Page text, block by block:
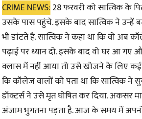
CRIME NEWS: 28 फरवरी को सात्विक के
उसके पास पहुंचे. इसके बाद सात्विक ने उन्हें
भी डांटते हैं. सात्विक ने कहा था कि वो अब
पढ़ाई पर ध्यान दो. इसके बाद वो घर आ गए
क्लास में नहीं आया तो उसे खोजने के लिए
कि कॉलेज वालों को पता था कि सात्विक
डॉक्टर्स ने उसे मृत घोषित कर दिया. अकसर
अंजाम भुगतना पड़ता है. आज के समय में